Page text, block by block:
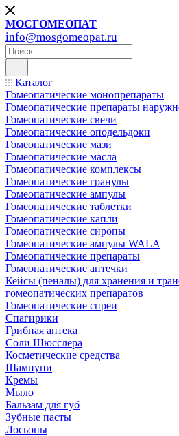
МОСГОМЕОПАТ
info@mosgomeopat.ru
Каталог
Гомеопатические монопрепараты
Гомеопатические препараты
Гомеопатические свечи
Гомеопатические оподельдоки
Гомеопатические мази
Гомеопатические масла
Гомеопатические комплексы
Гомеопатические гранулы
Гомеопатические ампулы
Гомеопатические таблетки
Гомеопатические капли
Гомеопатические сиропы
Гомеопатические ампулы WALA
Гомеопатические препараты
Гомеопатические аптечки
Кейсы (пеналы) для хранения и
гомеопатических препаратов
Гомеопатические спреи
Спагирики
Грибная аптека
Соли Шюсслера
Косметические средства
Шампуни
Кремы
Мыло
Бальзам для губ
Зубные пасты
Лосьоны